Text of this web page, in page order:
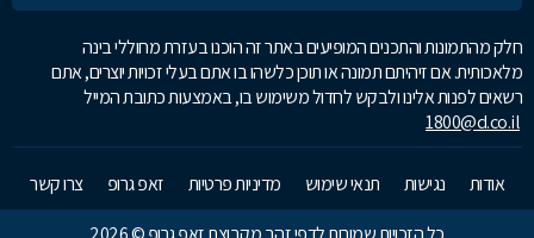
חלק מהתמונות והתכנים המופיעים באתר זה הוכנו בעזרת מחוללי בינה
מלאכותית. אם זיהיתם תמונה או תוכן כלשהו בו אתם בעלי זכויות יוצרים, אתם
רשאים לפנות אלינו ולבקש לחדול משימוש בו, באמצעות כתובת המייל
1800@d.co.il
אודות נגישות תנאי שימוש מדיניות פרטיות זאפ גרופ
צרו קשר